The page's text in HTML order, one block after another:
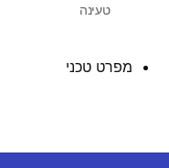
טעינה
מפרט טכני